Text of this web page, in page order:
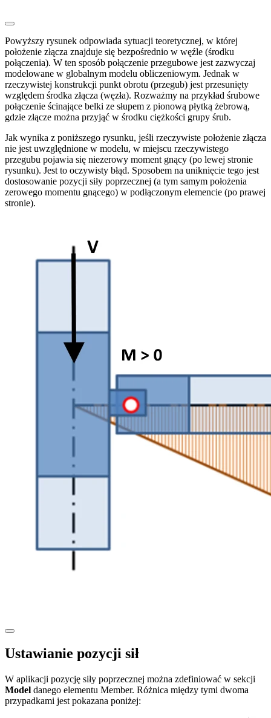
Powyższy rysunek odpowiada sytuacji teoretycznej, w której
położenie złącza znajduje się bezpośrednio w węźle (środku
połączenia). W ten sposób połączenie przegubowe jest zazwyczaj
modelowane w globalnym modelu obliczeniowym. Jednak w
rzeczywistej konstrukcji punkt obrotu (przegub) jest przesunięty
względem środka złącza (węzła). Rozważmy na przykład śrubowe
połączenie ścinające belki ze słupem z pionową płytką żebrową,
gdzie złącze można przyjąć w środku ciężkości grupy śrub.
Jak wynika z poniższego rysunku, jeśli rzeczywiste położenie złącza
nie jest uwzględnione w modelu, w miejscu rzeczywistego
przegubu pojawia się niezerowy moment gnący (po lewej stronie
rysunku). Jest to oczywisty błąd. Sposobem na uniknięcie tego jest
dostosowanie pozycji siły poprzecznej (a tym samym położenia
zerowego momentu gnącego) w podłączonym elemencie (po prawej
stronie).
Ustawianie pozycji sił
W aplikacji pozycję siły poprzecznej można zdefiniować w sekcji
Model danego elementu Member. Różnica między tymi dwoma
przypadkami jest pokazana poniżej: